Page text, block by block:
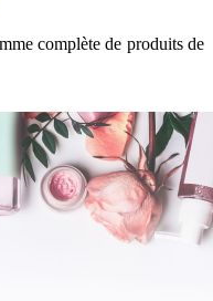
complète de produits de